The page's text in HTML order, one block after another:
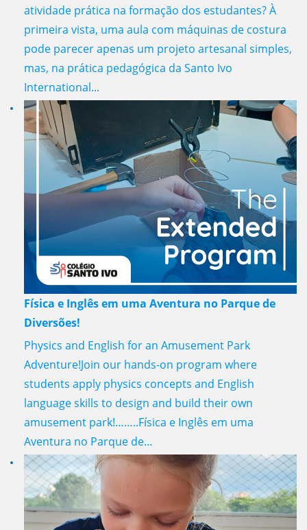
atividade prática na formação dos estudantes? À
primeira vista, uma aula com máquinas de costura
pode parecer apenas um projeto artesanal simples,
mas, na prática pedagógica da Santo Ivo
International...
Física e Inglês em uma Aventura no Parque de
Diversões!
Physics and English for an Amusement Park
Adventure!Join our hands-on program where
students apply physics concepts and English
language skills to design and build their own
amusement park!……..Física e Inglês em uma
Aventura no Parque de...